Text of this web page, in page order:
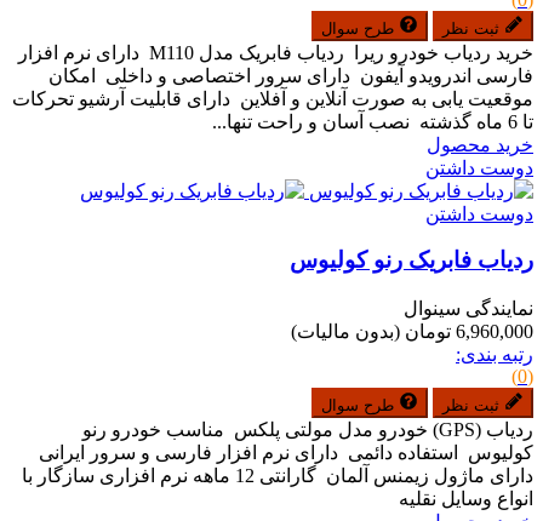
ثبت نظر طرح سوال
خرید ردیاب خودرو ریرا ردیاب فابریک مدل M110 دارای نرم افزار
فارسی اندرویدو آیفون دارای سرور اختصاصی و داخلی امکان
موقعیت یابی به صورت آنلاین و آفلاین دارای قابلیت آرشیو تحرکات
تا 6 ماه گذشته نصب آسان و راحت تنها...
خرید محصول
دوست داشتن
دوست داشتن
ردیاب فابریک رنو کولیوس
نمایندگی سینوال
6,960,000 تومان
(بدون مالیات)
رتبه بندی:
(0)
ثبت نظر طرح سوال
ردیاب (GPS) خودرو مدل مولتی پلکس مناسب خودرو رنو
کولیوس استفاده دائمی دارای نرم افزار فارسی و سرور ایرانی
دارای ماژول زیمنس آلمان گارانتی 12 ماهه نرم افزاری سازگار با
انواع وسایل نقلیه